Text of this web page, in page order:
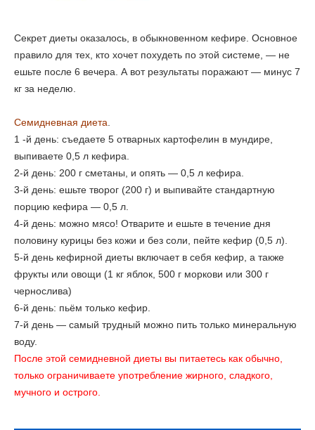
Секрет диеты оказалось, в обыкновенном кефире. Основное
правило для тех, кто хочет похудеть по этой системе, — не
ешьте после 6 вечера. А вот результаты поражают — минус 7
кг за неделю.
Семидневная диета
1 -й день: съедаете 5 отварных картофелин в мундире,
выпиваете 0,5 л кефира.
2-й день: 200 г сметаны, и опять — 0,5 л кефира.
3-й день: ешьте творог (200 г) и выпивайте стандартную
порцию кефира — 0,5 л.
4-й день: можно мясо! Отварите и ешьте в течение дня
половину курицы без кожи и без соли, пейте кефир (0,5 л).
5-й день кефирной диеты включает в себя кефир, а также
фрукты или овощи (1 кг яблок, 500 г моркови или 300 г
чернослива)
6-й день: пьём только кефир.
7-й день — самый трудный можно пить только минеральную
воду.
После этой семидневной диеты вы питаетесь как обычно,
только ограничиваете употребление жирного, сладкого,
мучного и острого.